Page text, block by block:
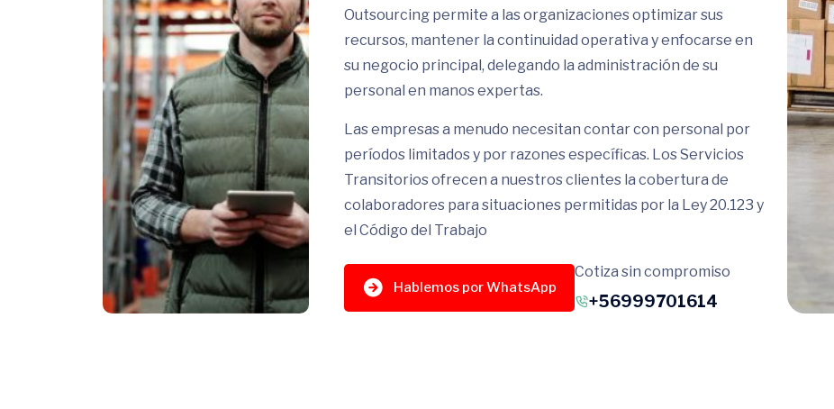
Outsourcing permite a las organizaciones optimizar sus
recursos, mantener la continuidad operativa y enfocarse en
su negocio principal, delegando la administración de su
personal en manos expertas.
Las empresas a menudo necesitan contar con personal por
períodos limitados y por razones específicas. Los Servicios
Transitorios ofrecen a nuestros clientes la cobertura de
colaboradores para situaciones permitidas por la Ley 20.123 y
el Código del Trabajo
Hablemos por WhatsApp
Cotiza sin compromiso
+56999701614